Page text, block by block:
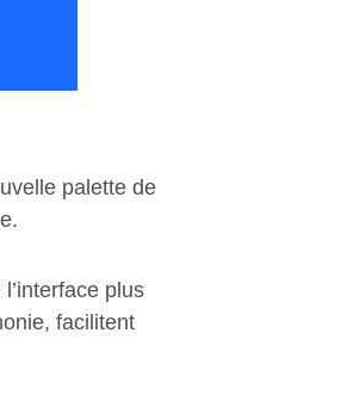
palette de
plus
facilitent